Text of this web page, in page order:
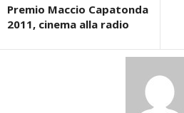
Premio Maccio Capatonda
2011, cinema alla radio